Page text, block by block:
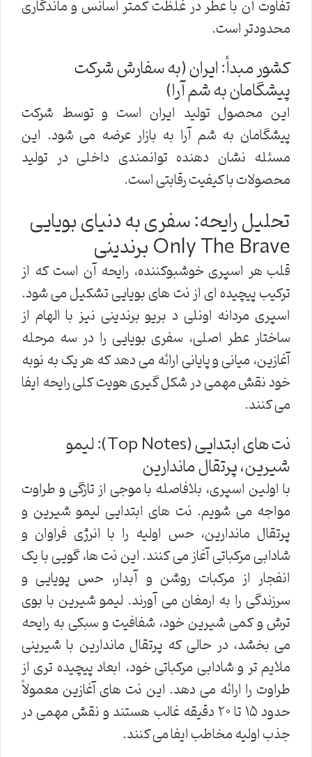
تفاوت آن با عطر در غلظت کمتر اسانس و ماندگاری
محدودتر است.
کشور مبدأ: ایران (به سفارش شرکت
پیشگامان به شم آرا)
این محصول تولید ایران است و توسط شرکت
پیشگامان به شم آرا به بازار عرضه می شود. این
مسئله نشان دهنده توانمندی داخلی در تولید
محصولات با کیفیت رقابتی است.
تحلیل رایحه: سفری به دنیای بویایی
Only The Brave برندینی
قلب هر اسپری خوشبوکننده، رایحه آن است که از
ترکیب پیچیده ای از نت های بویایی تشکیل می شود.
اسپری مردانه اونلی د بریو برندینی نیز با الهام از
ساختار عطر اصلی، سفری بویایی را در سه مرحله
آغازین، میانی و پایانی ارائه می دهد که هر یک به نوبه
خود نقش مهمی در شکل گیری هویت کلی رایحه ایفا
می کنند.
نت های ابتدایی (Top Notes): لیمو
شیرین، پرتقال ماندارین
با اولین اسپری، بلافاصله با موجی از تازگی و طراوت
مواجه می شویم. نت های ابتدایی لیمو شیرین و
پرتقال ماندارین، حس اولیه را با انرژی فراوان و
شادابی مرکباتی آغاز می کنند. این نت ها، گویی با یک
انفجار از مرکبات روشن و آبدار، حس پویایی و
سرزندگی را به ارمغان می آورند. لیمو شیرین با بوی
ترش و کمی شیرین خود، شفافیت و سبکی به رایحه
می بخشد، در حالی که پرتقال ماندارین با شیرینی
ملایم تر و شادابی مرکباتی خود، ابعاد پیچیده تری از
طراوت را ارائه می دهد. این نت های آغازین معمولاً
حدود ۱۵ تا ۲۰ دقیقه غالب هستند و نقش مهمی در
جذب اولیه مخاطب ایفا می کنند.